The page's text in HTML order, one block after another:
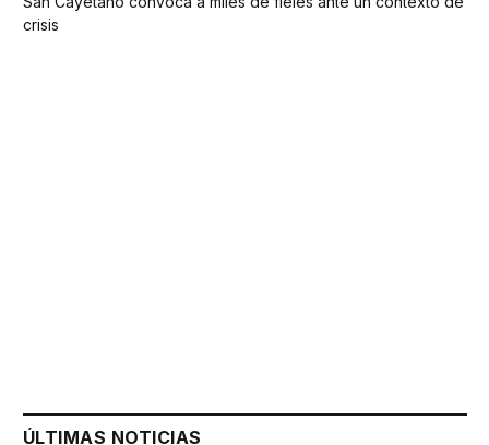
crisis
ÚLTIMAS NOTICIAS